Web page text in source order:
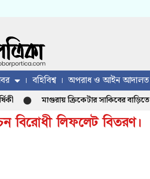
বহিবিশ্ব অপরাধ ও আইন আদালত
মাগুরায় ক্রিকেটার সাকিবের বাড়িতে হামলা
বিরোধী লিফলেট বিতরণ।